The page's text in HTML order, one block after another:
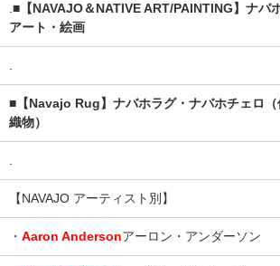
■【NAVAJO＆NATIVE ART/PAINTING】ナバ
アート・絵画
■【Navajo Rug】ナバホラグ・ナバホチェロ
織物）
【NAVAJO アーティスト別】
・ Aaron Andersonアーロン・アンダーソン